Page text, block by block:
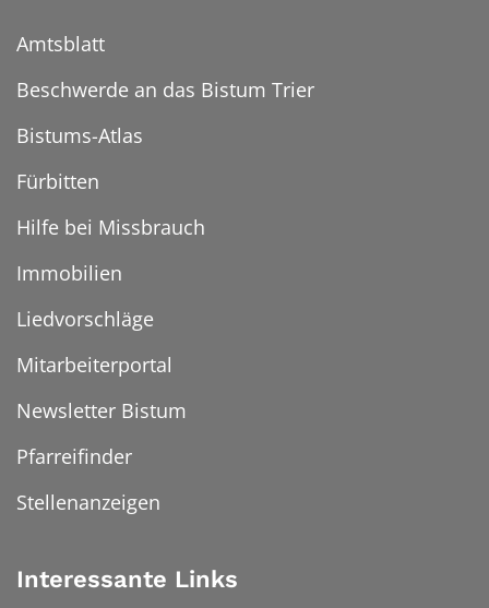
Amtsblatt
Beschwerde an das Bistum Trier
Bistums-Atlas
Fürbitten
Hilfe bei Missbrauch
Immobilien
Liedvorschläge
Mitarbeiterportal
Newsletter Bistum
Pfarreifinder
Stellenanzeigen
Interessante Links